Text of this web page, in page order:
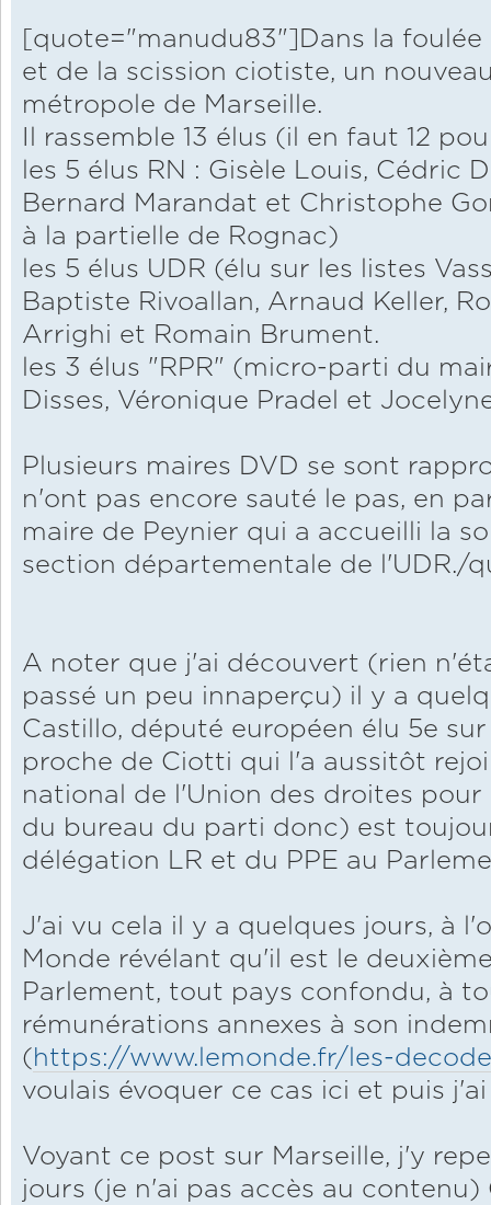
[quote="manudu83"]Dans la
et de la scission ciotiste, un
métropole de Marseille.
Il rassemble 13 élus (il en faut 12
les 5 élus RN : Gisèle Louis, Cédric
Bernard Marandat et Christophe
à la partielle de Rognac)
les 5 élus UDR (élu sur les listes
Baptiste Rivoallan, Arnaud Keller,
Arrighi et Romain Brument.
les 3 élus "RPR" (micro-parti du
Disses, Véronique Pradel et
Plusieurs maires DVD se sont
n'ont pas encore sauté le pas, en
maire de Peynier qui a accueilli la
section départementale de l'UDR./
A noter que j'ai découvert (rien
passé un peu innaperçu) il y a
Castillo, député européen élu 5e
proche de Ciotti qui l'a aussitôt
national de l'Union des droites
du bureau du parti donc) est
délégation LR et du PPE au
J'ai vu cela il y a quelques jours, à
Monde révélant qu'il est le
Parlement, tout pays confondu, à
rémunérations annexes à son
( https://www.lemonde.fr/les-
voulais évoquer ce cas ici et puis
Voyant ce post sur Marseille, j'y
jours (je n'ai pas accès au